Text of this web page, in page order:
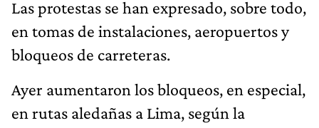
Las protestas se han expresado, sobre todo,
en tomas de instalaciones, aeropuertos y
bloqueos de carreteras.
Ayer aumentaron los bloqueos, en especial,
en rutas aledañas a Lima, según la